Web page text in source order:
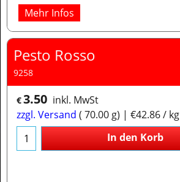
Mehr Infos
Pesto Rosso
9258
€3.50 inkl. MwSt
zzgl. Versand
70.00 g €42.86/ kg
In den Korb